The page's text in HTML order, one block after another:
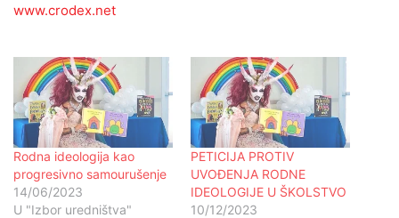
www.crodex.net
Rodna ideologija kao
progresivno samourušenje
14/06/2023
U "Izbor uredništva"
PETICIJA PROTIV
UVOĐENJA RODNE
IDEOLOGIJE U ŠKOLSTVO
10/12/2023